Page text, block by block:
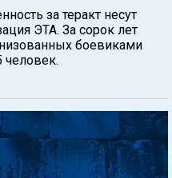
за теракт несут
ЭТА. За сорок лет
боевиками
человек.